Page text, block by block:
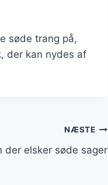
søde trang på,
der kan nydes af
NÆSTE
der elsker søde sager